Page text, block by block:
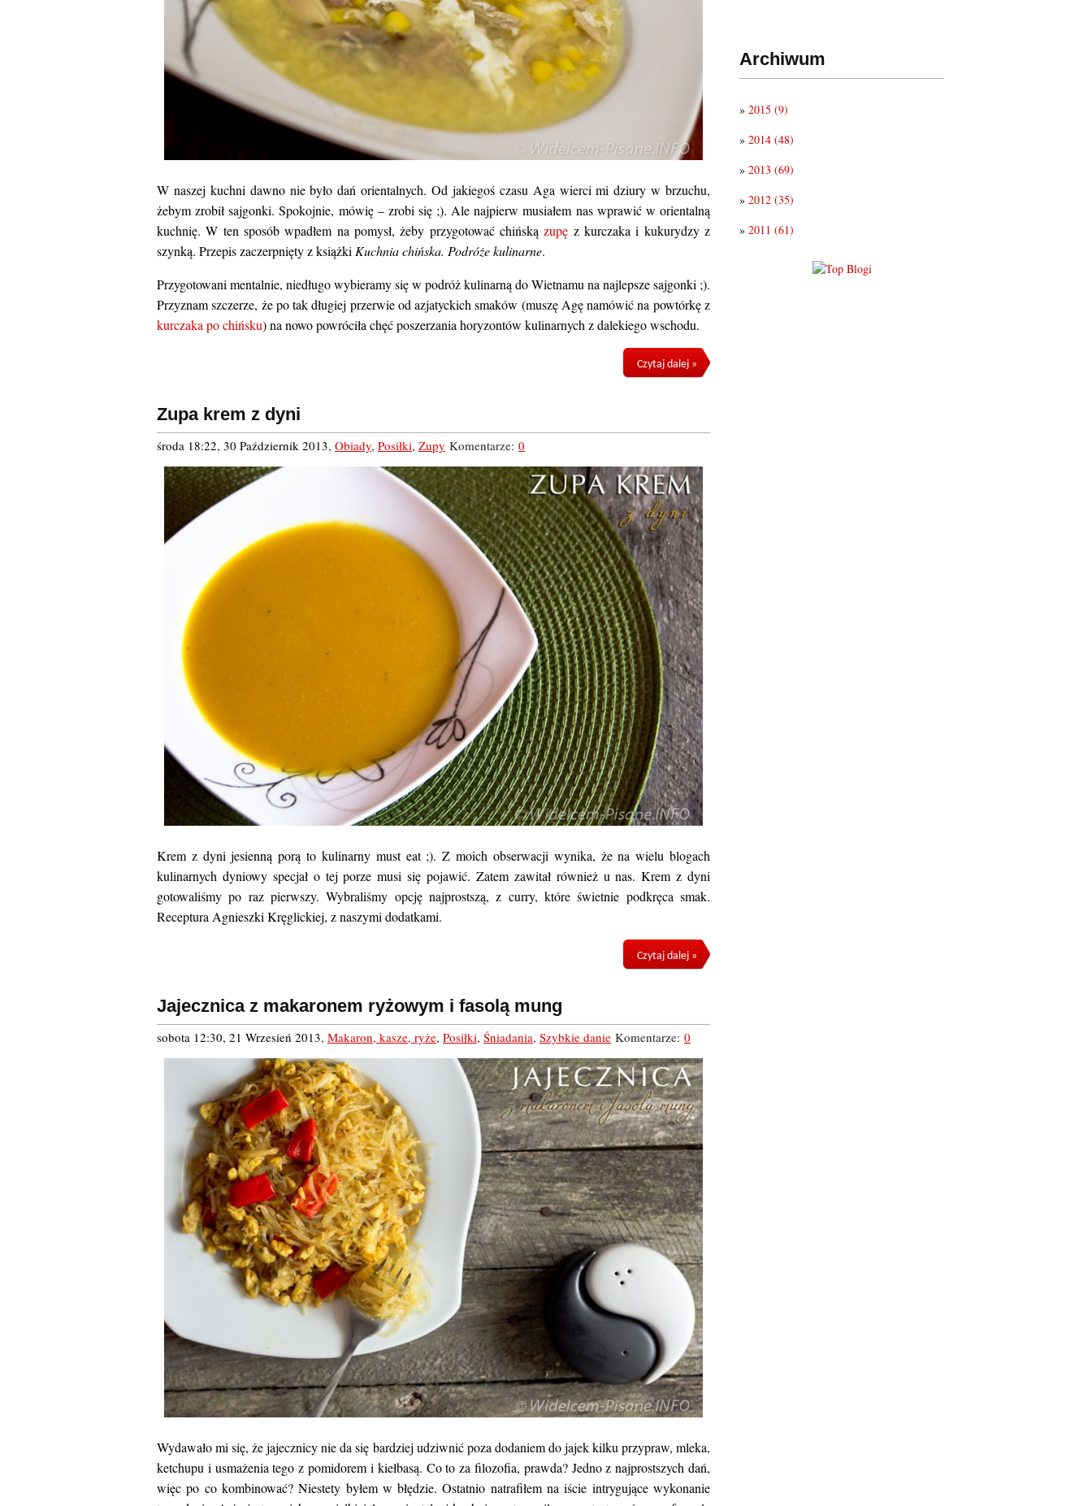
Archiwum
» 2015 (9)
» 2014 (48)
» 2013 (69)
» 2012 (35)
» 2011 (61)
W naszej kuchni dawno nie było dań orientalnych. Od jakiegoś czasu Aga wierci mi dziury w brzuchu,
żebym zrobił sajgonki. Spokojnie, mówię – zrobi się ;). Ale najpierw musiałem nas wprawić w orientalną
kuchnię. W ten sposób wpadłem na pomysł, żeby przygotować chińskązupę z kurczaka i kukurydzy z
szynką. Przepis zaczerpnięty z książki Kuchnia chińska. Podróże kulinarne.
Przygotowani mentalnie, niedługo wybieramy się w podróż kulinarną do Wietnamu na najlepsze sajgonki ;).
Przyznam szczerze, że po tak długiej przerwie od azjatyckich smaków (muszę Agę namówić na powtórkę z
kurczaka po chińsku) na nowo powróciła chęć poszerzania horyzontów kulinarnych z dalekiego wschodu.
Czytaj dalej »
Zupa krem z dyni
środa 18:22, 30 Październik 2013, Obiady, Posiłki, Zupy Komentarze: 0
Krem z dyni jesienną porą to kulinarny must eat ;). Z moich obserwacji wynika, że na wielu blogach
kulinarnych dyniowy specjał o tej porze musi się pojawić. Zatem zawitał również u nas. Krem z dyni
gotowaliśmy po raz pierwszy. Wybraliśmy opcję najprostszą, z curry, które świetnie podkręca smak.
Receptura Agnieszki Kręglickiej, z naszymi dodatkami.
Czytaj dalej »
Jajecznica z makaronem ryżowym i fasolą mung
sobota 12:30, 21 Wrzesień 2013, Makaron, kasze, ryże, Posiłki, Śniadania, Szybkie danie Komentarze: 0
Wydawało mi się, że jajecznicy nie da się bardziej udziwnić poza dodaniem do jajek kilku przypraw, mleka,
ketchupu i usmażenia tego z pomidorem i kiełbasą. Co to za filozofia, prawda? Jedno z najprostszych dań,
więc po co kombinować? Niestety byłem w błędzie. Ostatnio natrafiłem na iście intrygujące wykonanie